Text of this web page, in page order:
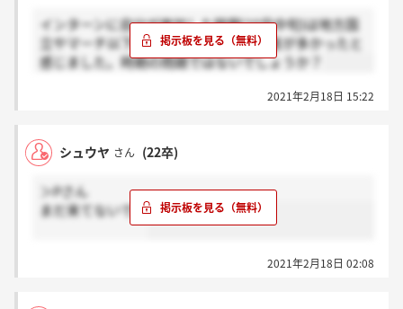
インターンに自分が参加した時期(10月中旬)は地方国
立やマーチ以下の私立大学からの参加者が多かったと
感じました。時期の問題ではないでしょうか？
2021年2月18日 15:22
シュウヤ さん (22卒)
＞Pさん
まだ来てないです
2021年2月18日 02:08